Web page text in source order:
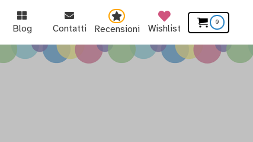
Blog Contatti Recensioni Wishlist
0